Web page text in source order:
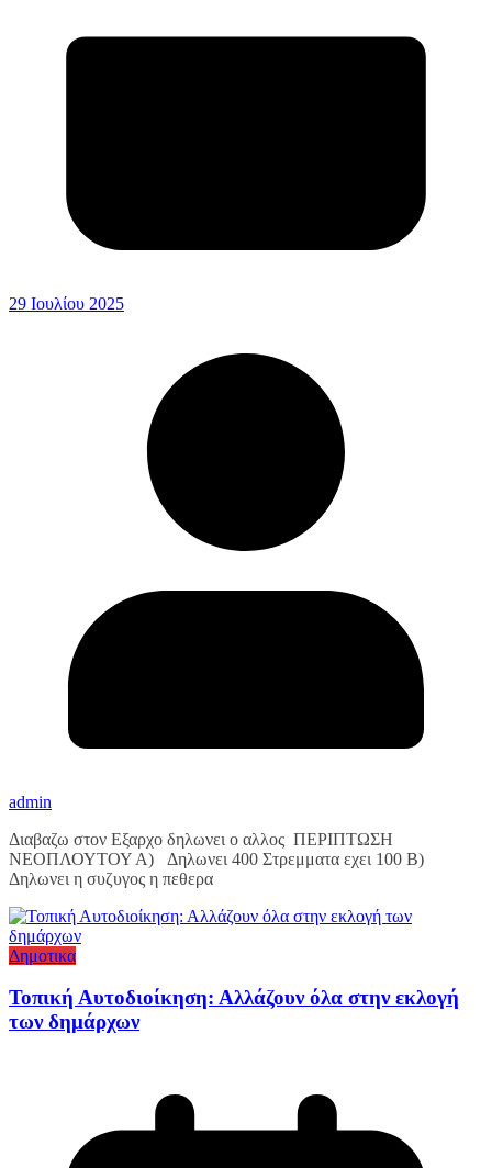
29 Ιουλίου 2025
admin
Διαβαζω στον Εξαρχο δηλωνει ο αλλος ΠΕΡΙΠΤΩΣΗ
ΝΕΟΠΛΟΥΤΟΥ Α) Δηλωνει 400 Στρεμματα εχει 100 Β)
Δηλωνει η συζυγος η πεθερα
Δημοτικα
Τοπική Αυτοδιοίκηση: Αλλάζουν όλα στην εκλογή
των δημάρχων